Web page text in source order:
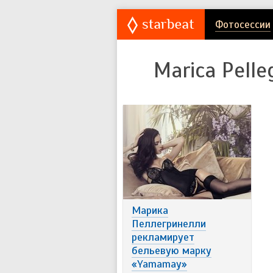
Фотосессии
Marica
Марика
Пеллегринелли
рекламирует
бельевую марку
«Yamamay»